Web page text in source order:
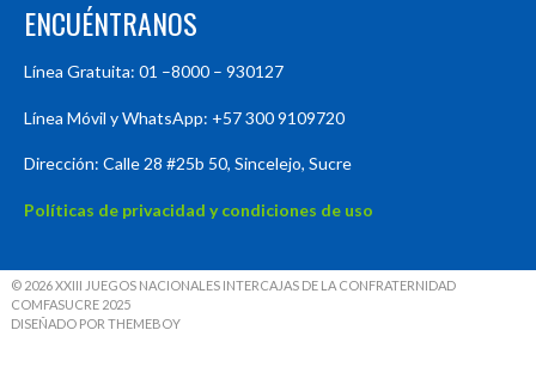
ENCUÉNTRANOS
Línea Gratuita: 01 –8000 – 930127
Línea Móvil y WhatsApp: +57 300 9109720
Dirección: Calle 28 #25b 50, Sincelejo, Sucre
Políticas de privacidad y condiciones de uso
© 2026 XXIII JUEGOS NACIONALES INTERCAJAS DE LA CONFRATERNIDAD
COMFASUCRE 2025
DISEÑADO POR THEMEBOY